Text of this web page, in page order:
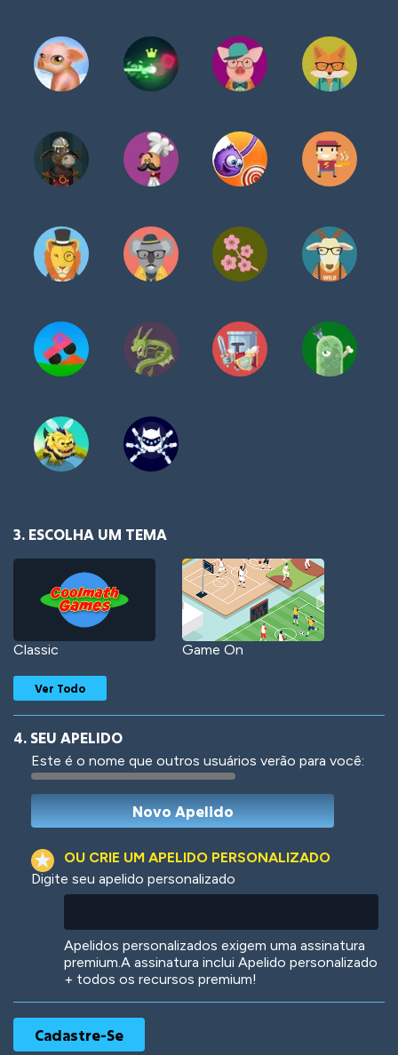
3. ESCOLHA UM TEMA
Classic Game On
Woof Jungle Cats
Ver Todo
4. SEU APELIDO
Este é o nome que outros usuários verão para você:
OU CRIE UM APELIDO PERSONALIZADO
Digite seu apelido personalizado
Apelidos personalizados exigem uma assinatura
premium.A assinatura inclui Apelido personalizado
+ todos os recursos premium!